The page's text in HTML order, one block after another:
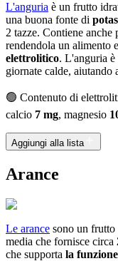
L'anguria è un frutto
una buona fonte di
2 tazze. Contiene anche
rendendola un alimento
elettrolitico. L'anguria è
giornate calde, aiutando
🟢 Contenuto di
calcio 7 mg, magnesio
Aggiungi alla lista
Arance
Le arance sono un frutto
media che fornisce circa
che supporta la